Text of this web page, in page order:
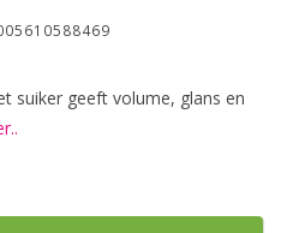
suiker geeft volume, glans en